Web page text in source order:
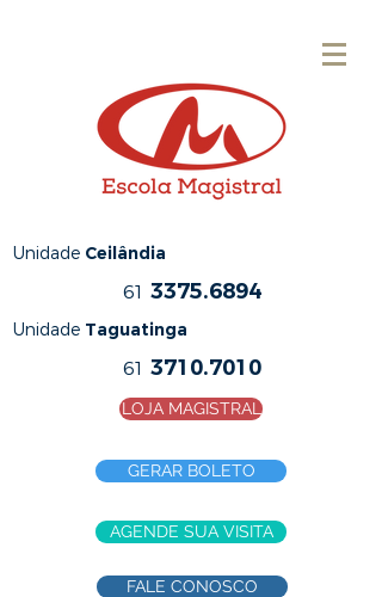
Unidade Ceilândia
61 3375.6894
Unidade Taguatinga
61 3710.7010
LOJA MAGISTRAL
GERAR BOLETO
AGENDE SUA VISITA
FALE CONOSCO